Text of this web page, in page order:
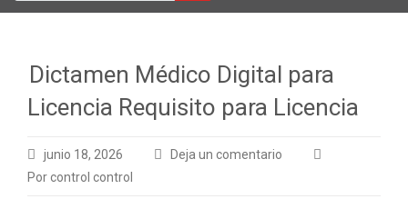
Dictamen Médico Digital para
Licencia Requisito para Licencia
junio 18, 2026
Deja un comentario
Por control control